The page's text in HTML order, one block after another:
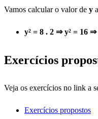
Vamos calcular o valor de y
y² = 8 . 2 ⇒ y² = 16
Exercícios
Veja os exercícios no link a
Exercícios propostos